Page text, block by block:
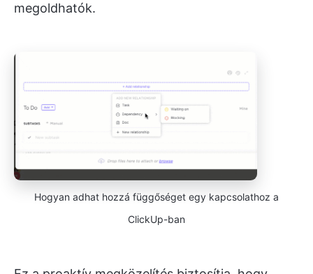
megoldhatók.
Hogyan adhat hozzá függőséget egy kapcsolathoz a
ClickUp-ban